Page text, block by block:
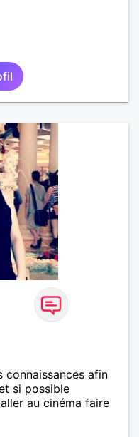
connaissances afin
si possible
au cinéma faire